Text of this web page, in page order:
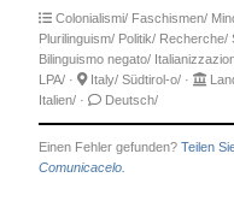
Colonialismi/ Faschismen/
Plurilinguism/ Politik/ Recherche/
Bilinguismo negato/
LPA/ · Italy/ Südtirol-o/ ·
Italien/ · Deutsch/
Einen Fehler gefunden? Teilen
Comunicacelo.